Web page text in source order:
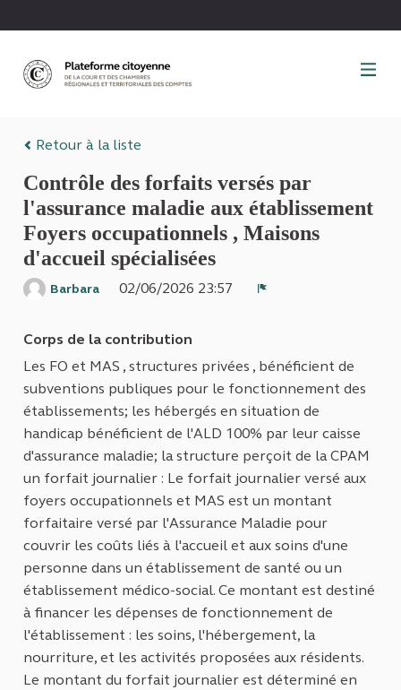
Retour à la liste
Contrôle des forfaits versés par
l'assurance maladie aux établissement
Foyers occupationnels , Maisons
d'accueil spécialisées
Barbara
02/06/2026 23:57
Corps de la contribution
Les FO et MAS , structures privées , bénéficient de
subventions publiques pour le fonctionnement des
établissements; les hébergés en situation de
handicap bénéficient de l'ALD 100% par leur caisse
d'assurance maladie; la structure perçoit de la CPAM
un forfait journalier : Le forfait journalier versé aux
foyers occupationnels et MAS est un montant
forfaitaire versé par l'Assurance Maladie pour
couvrir les coûts liés à l'accueil et aux soins d'une
personne dans un établissement de santé ou un
établissement médico-social. Ce montant est destiné
à financer les dépenses de fonctionnement de
l'établissement : les soins, l'hébergement, la
nourriture, et les activités proposées aux résidents.
Le montant du forfait journalier est déterminé en